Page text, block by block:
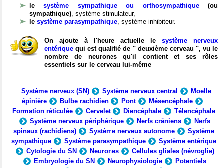
lesystème sympathique ou orthosympathique(ou
sympathique), système stimulateur,
le système parasympathique, système inhibiteur.
On ajoute à l'heure actuelle le système nerveux
entérique qui est qualifié de " deuxième cerveau ", vu le
nombre de neurones qu'il contient et ses rôles
essentiels sur le cerveau lui-même
Système nerveux (SN) Système nerveux central
Moelle
épinière
Bulbe rachidien Pont
Mésencéphale
Formation réticulée
Cervelet Diencéphale
Télencéphale
Système nerveux périphérique
Nerfs crâniens
Nerfs
spinaux (rachidiens)
Système nerveux autonome
Système
sympathique
Système parasympathique
Système entérique
Cytologie du SN
Neurones
Cellules gliales (névroglie)
Embryologie du SN
Neurophysiologie
Potentiels